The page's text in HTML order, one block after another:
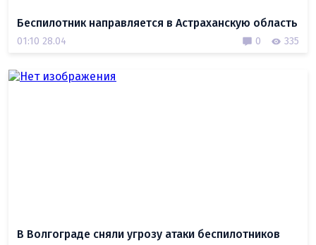
Беспилотник направляется в Астраханскую область
01:10 28.04 0 335
В Волгограде сняли угрозу атаки беспилотников